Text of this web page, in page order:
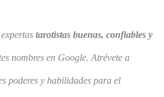
tarotistas buenas, confiables y
nombres en Google. Atrévete a
poderes y habilidades para el